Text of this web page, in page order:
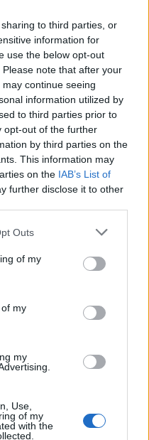
to third parties, or
information for
use the below opt-out
note that after your
continue seeing
information utilized by
to third parties prior to
opt-out of the further
by third parties on the
This information may
on the IAB’s List of
further disclose it to other
Outs
of my
my
my
Use,
of my
with the
ao longo da época.
já um percurso
nacionais.
portista estende-se ainda à
João Teixeira e Luís
de Vila Real, são
Com minutos na Segunda
representam o futuro do
Boas refletem a dimensão
feito absolutamente
orgulho, o contributo dos
embaixadores da região,
os-Montes no panorama